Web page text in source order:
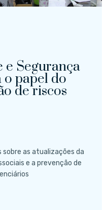
e Segurança
o papel do
de riscos
as atualizações da
e a prevenção de